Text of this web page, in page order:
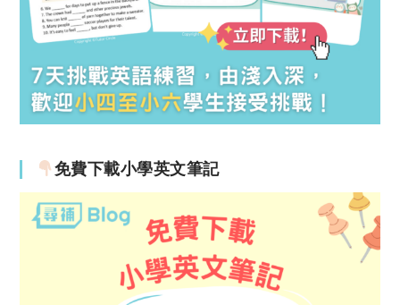
免費下載小學英文筆記